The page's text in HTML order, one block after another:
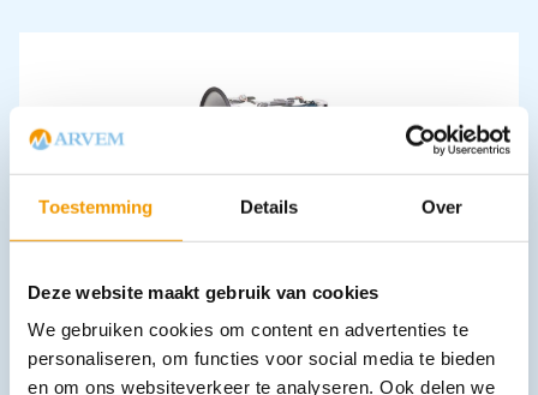
Toestemming Details Over
Deze website maakt gebruik van cookies
We gebruiken cookies om content en advertenties te
personaliseren, om functies voor social media te bieden
en om ons websiteverkeer te analyseren. Ook delen we
Megafoon met sirene 25 watt
68 excl. btw
In winkelwagen
Leverbaar